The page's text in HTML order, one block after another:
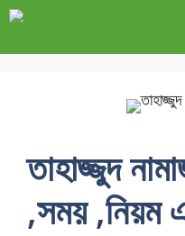
তাহাজ্জুদ
,সময় ,নিয়ম